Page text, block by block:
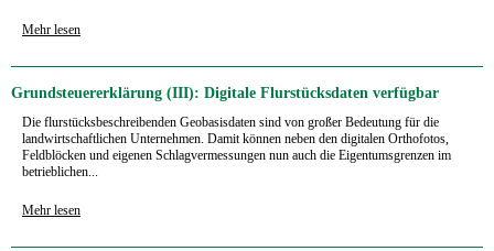
Mehr lesen
Grundsteuererklärung (III): Digitale Flurstücksdaten verfügbar
Die flurstücksbeschreibenden Geobasisdaten sind von großer Bedeutung für die
landwirtschaftlichen Unternehmen. Damit können neben den digitalen Orthofotos,
Feldblöcken und eigenen Schlagvermessungen nun auch die Eigentumsgrenzen im
betrieblichen...
Mehr lesen